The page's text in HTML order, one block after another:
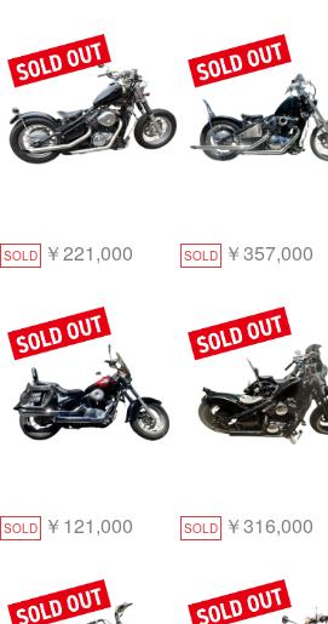
SOLD ￥221,000 SOLD ￥357,000
SOLD ￥121,000 SOLD ￥316,000